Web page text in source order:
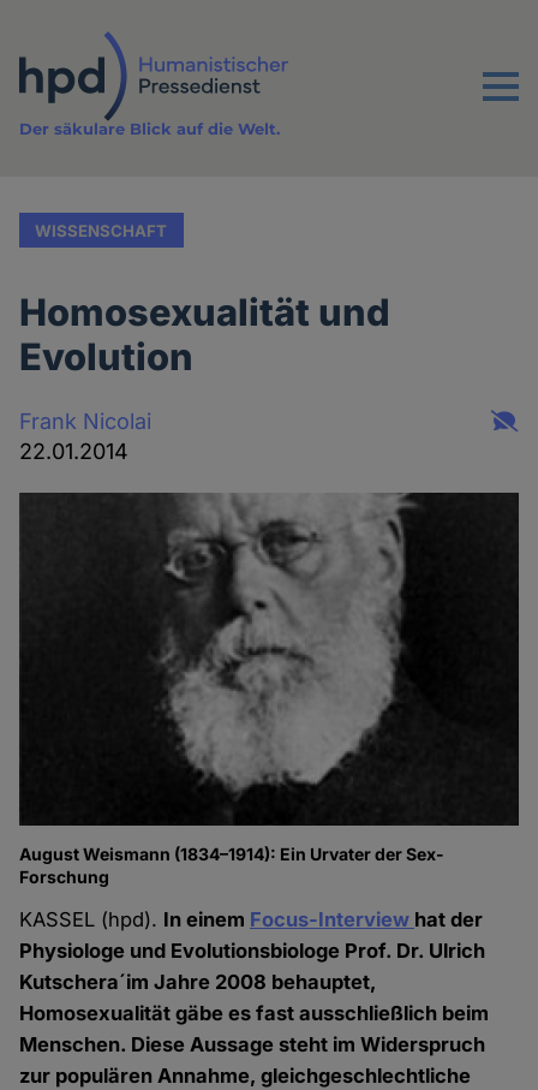
Inhalt
Menu
Der säkulare Blick auf die Welt.
WISSENSCHAFT
Homosexualität und
Evolution
Frank Nicolai
22.01.2014
August Weismann (1834–1914): Ein Urvater der Sex-
Forschung
KASSEL (hpd). In einem Focus-Interview hat der
Physiologe und Evolutionsbiologe Prof. Dr. Ulrich
Kutschera´im Jahre 2008 behauptet,
Homosexualität gäbe es fast ausschließlich beim
Menschen. Diese Aussage steht im Widerspruch
zur populären Annahme, gleichgeschlechtliche